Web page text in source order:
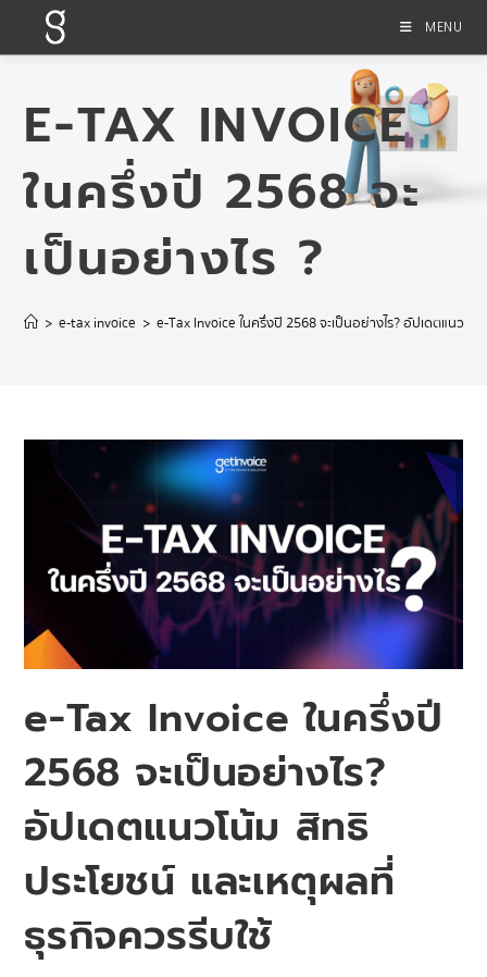
MENU
E-TAX INVOICE
ในครึ่งปี 2568 จะ
เป็นอย่างไร ?
> e-tax invoice > e-Tax Invoice ในครึ่งปี 2568 จะเป็นอย่างไร? อัปเดตแนวโ
e-Tax Invoice ในครึ่งปี
2568 จะเป็นอย่างไร?
อัปเดตแนวโน้ม สิทธิ
ประโยชน์ และเหตุผลที่
ธุรกิจควรรีบใช้